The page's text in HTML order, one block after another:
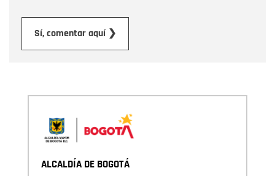
Sí, comentar aquí ❯
ALCALDÍA DE BOGOTÁ